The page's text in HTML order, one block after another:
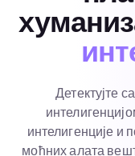
Детектујте
интелигенције и
моћних алата